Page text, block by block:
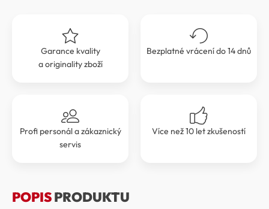
Garance kvality
a originality zboží
Bezplatné vrácení do 14 dnů
Profi personál a zákaznický
servis
Více než 10 let zkušeností
POPISPRODUKTU